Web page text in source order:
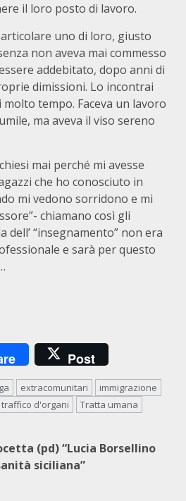
il loro posto di lavoro.
uno di loro, giusto
non aveva mai commesso
addebitato, dopo anni di
dimissioni. Lo incontrai
molto tempo. Faceva un lavoro
ma aveva il viso sereno
mai perché mi avesse
che ho conosciuto in
mi vedono sorridono e mi
chiamano così gli
dell’ “insegnamento” non era
e sarà per questo
Post
extracomunitari
immigrazione
traffico d'organi Tratta umana
(pd) “Lucia Borsellino
siciliana”